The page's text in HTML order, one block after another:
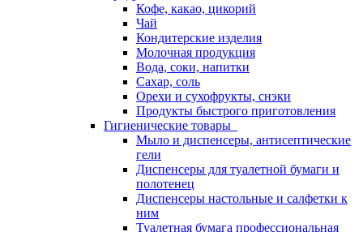
Кофе, какао, цикорий
Чай
Кондитерские изделия
Молочная продукция
Вода, соки, напитки
Сахар, соль
Орехи и сухофрукты, снэки
Продукты быстрого приготовления
Гигиенические товары
Мыло и диспенсеры, антисептические
гели
Диспенсеры для туалетной бумаги и
полотенец
Диспенсеры настольные и салфетки к
ним
Туалетная бумага профессиональная